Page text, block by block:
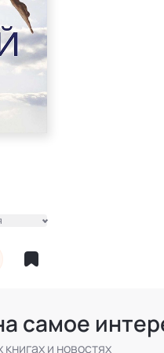
самое
и новостях